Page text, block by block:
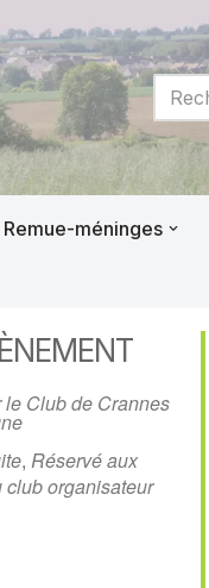
Remue-méninges
le Club de Crannes
,Réservé aux
club organisateur